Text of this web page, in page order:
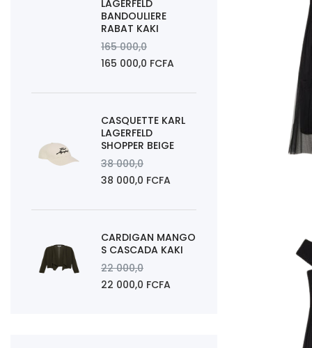
LAGERFELD
BANDOULIERE
RABAT KAKI
165 000,0
165 000,0 FCFA
CASQUETTE KARL
LAGERFELD
SHOPPER BEIGE
38 000,0
38 000,0 FCFA
CARDIGAN MANGO
S CASCADA KAKI
22 000,0
22 000,0 FCFA